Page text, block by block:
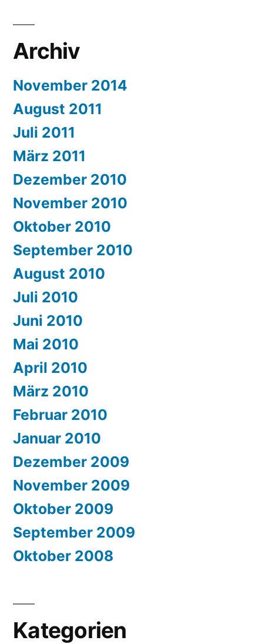
Archiv
November 2014
August 2011
Juli 2011
März 2011
Dezember 2010
November 2010
Oktober 2010
September 2010
August 2010
Juli 2010
Juni 2010
Mai 2010
April 2010
März 2010
Februar 2010
Januar 2010
Dezember 2009
November 2009
Oktober 2009
September 2009
Oktober 2008
Kategorien